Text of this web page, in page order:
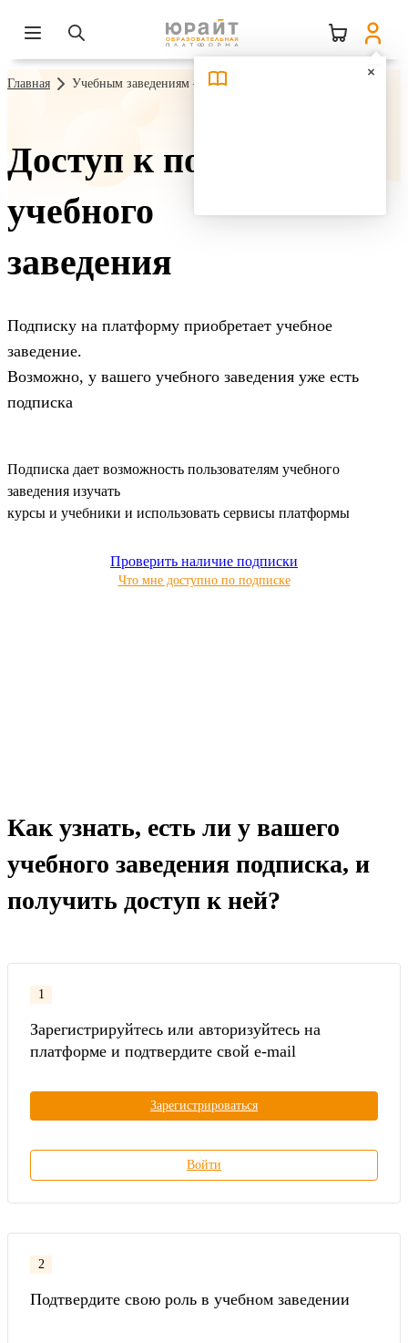
Главная Учебным заведениям – Управление пользователями
Доступ к подписке
учебного
заведения
Подписку на платформу приобретает учебное
заведение.
Возможно, у вашего учебного заведения уже есть
подписка
Подписка дает возможность пользователям учебного
заведения изучать
курсы и учебники и использовать сервисы платформы
Проверить наличие подписки
Что мне доступно по подписке
Как узнать, есть ли у вашего
учебного заведения подписка, и
получить доступ к ней?
1
Зарегистрируйтесь или авторизуйтесь на
платформе и подтвердите свой e-mail
Зарегистрироваться
Войти
2
Подтвердите свою роль в учебном заведении